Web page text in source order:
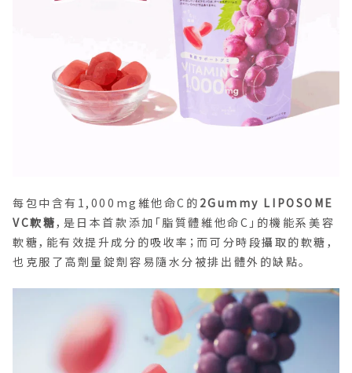
每包中含有1,000mg維他命C的 2Gummy LIPOSOME
VC軟糖，是日本首款添加「脂質體維他命C」的機能系美容
軟糖，能有效提升成分的吸收率；而可分時段攝取的軟糖，
也克服了高劑量錠劑容易隨水分被排出體外的缺點。